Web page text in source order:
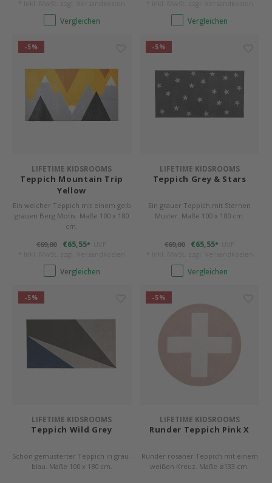
Vergleichen Vergleichen
-5%
LIFETIME KIDSROOMS
Teppich Mountain Trip
Yellow
Ein weicher Teppich mit einem gelb
grauen Berg Motiv. Maße 100 x 180
cm.
€69,00
€65,55*
Vergleichen
-5%
LIFETIME KIDSROOMS
Teppich Grey & Stars
Ein grauer Teppich mit Sternen
Muster. Maße 100 x 180 cm.
€69,00 €65,55*
Vergleichen
-5%
LIFETIME KIDSROOMS
Teppich Wild Grey
Schön gemusterter Teppich in grau-
blau. Maße 100 x 180 cm.
-5%
LIFETIME KIDSROOMS
Runder Teppich Pink X
Runder rosaner Teppich mit einem
weißen Kreuz. Maße ø133 cm.